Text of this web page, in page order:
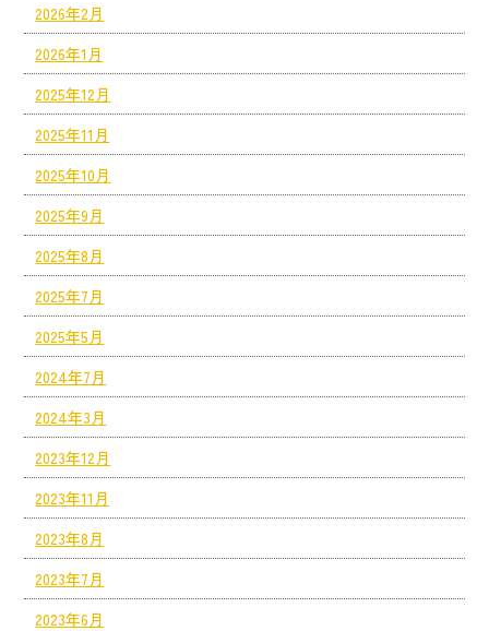
2026年2月
2026年1月
2025年12月
2025年11月
2025年10月
2025年9月
2025年8月
2025年7月
2025年5月
2024年7月
2024年3月
2023年12月
2023年11月
2023年8月
2023年7月
2023年6月